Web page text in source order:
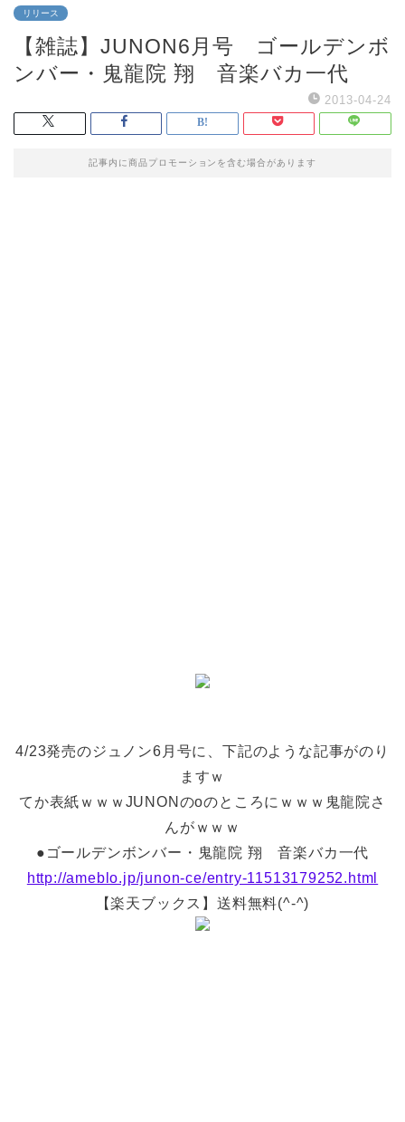
リリース
【雑誌】JUNON6月号 ゴールデンボ
ンバー・鬼龍院 翔 音楽バカ一代
2013-04-24
記事内に商品プロモーションを含む場合があります
4/23発売のジュノン6月号に、下記のような記事がのり
ますｗ
てか表紙ｗｗｗJUNONのoのところにｗｗｗ鬼龍院さ
んがｗｗｗ
●ゴールデンボンバー・鬼龍院 翔 音楽バカ一代
http://ameblo.jp/junon-ce/entry-11513179252.html
【楽天ブックス】送料無料(^-^)